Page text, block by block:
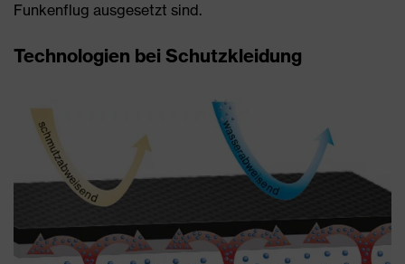
Funkenflug ausgesetzt sind.
Technologien bei Schutzkleidung